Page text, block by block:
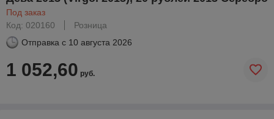
Под заказ
Код: 020160
Розница
Отправка с 10 августа 2026
1 052,60 руб.